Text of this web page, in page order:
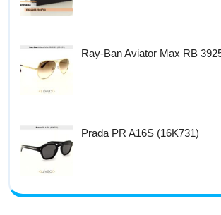
Ray-Ban Aviator Max RB
Prada PR A16S (16K731)